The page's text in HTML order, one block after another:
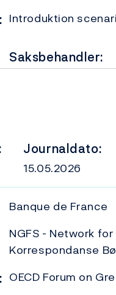
Introduktion
Saksbehandler:
Journaldato:
15.05.2026
Banque de France
NGFS - Network
Korrespondanse
OECD Forum on